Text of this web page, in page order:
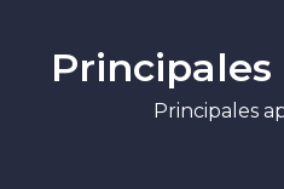
Principales
Principales